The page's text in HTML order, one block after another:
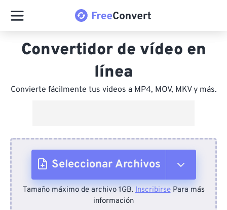
Convertidor de vídeo en
línea
Convierte fácilmente tus videos a MP4, MOV, MKV y más.
Seleccionar Archivos
Desde el dispositivo
Tamaño máximo de archivo 1GB.InscribirsePara más
información